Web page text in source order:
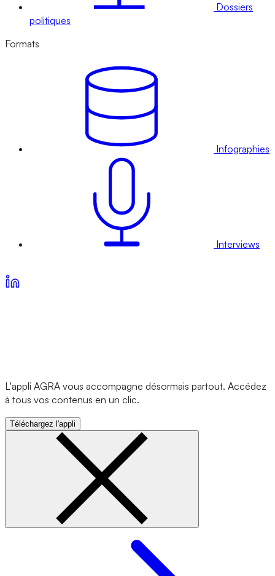
Dossiers
politiques
Formats
Infographies
Interviews
L'appli AGRA vous accompagne désormais partout. Accédez
à tous vos contenus en un clic.
Téléchargez l'appli